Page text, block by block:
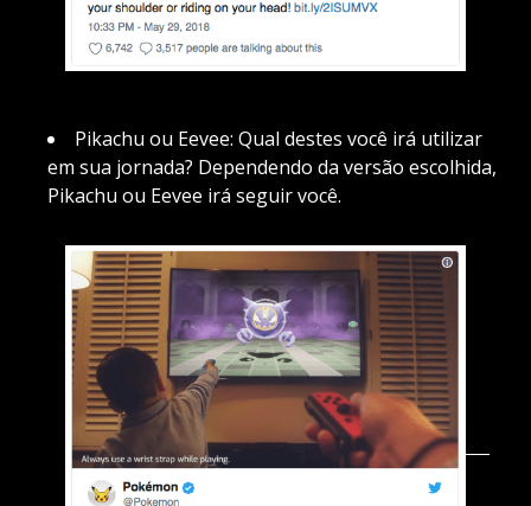
Pikachu ou Eevee: Qual destes você irá utilizar
em sua jornada? Dependendo da versão escolhida,
Pikachu ou Eevee irá seguir você.